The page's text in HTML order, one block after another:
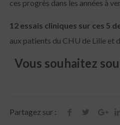
ces progrès dans les années à
12 essais cliniques sur ces 5
aux patients du CHU de Lille et
Vous souhaitez
Partagez sur :